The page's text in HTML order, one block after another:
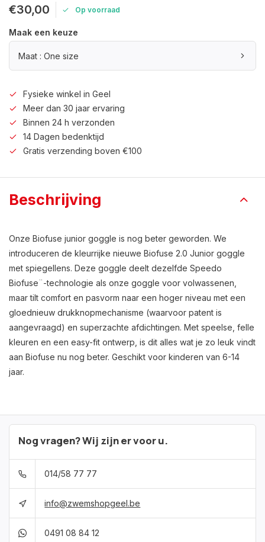
€30,00 Op voorraad
Maak een keuze
Maat : One size
Fysieke winkel in Geel
Meer dan 30 jaar ervaring
Binnen 24 h verzonden
14 Dagen bedenktijd
Gratis verzending boven €100
Beschrijving
Onze Biofuse junior goggle is nog beter geworden. We
introduceren de kleurrijke nieuwe Biofuse 2.0 Junior goggle
met spiegellens. Deze goggle deelt dezelfde Speedo
Biofuse¨-technologie als onze goggle voor volwassenen,
maar tilt comfort en pasvorm naar een hoger niveau met een
gloednieuw drukknopmechanisme (waarvoor patent is
aangevraagd) en superzachte afdichtingen. Met speelse, felle
kleuren en een easy-fit ontwerp, is dit alles wat je zo leuk vindt
aan Biofuse nu nog beter. Geschikt voor kinderen van 6-14
jaar.
Nog vragen? Wij zijn er voor u.
014/58 77 77
info@zwemshopgeel.be
0491 08 84 12